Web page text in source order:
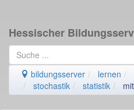
Hessischer
bildungsserver lernen
stochastik
statistik